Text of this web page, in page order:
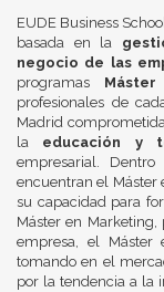
EUDE Business
basada en la
negocio de las
programas
profesionales de
Madrid
la educación y
empresarial.
encuentran el Máster
su capacidad para
Máster en
empresa, el
tomando en el
por la tendencia a la